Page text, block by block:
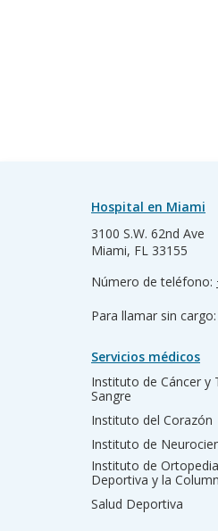
Hospital en Miami
3100 S.W. 62nd Ave
Miami, FL 33155
Número de teléfono:
Para llamar sin cargo:
Servicios médicos
Instituto de Cáncer y
Sangre
Instituto del Corazón
Instituto de
Instituto de
Deportiva y la
Salud Deportiva